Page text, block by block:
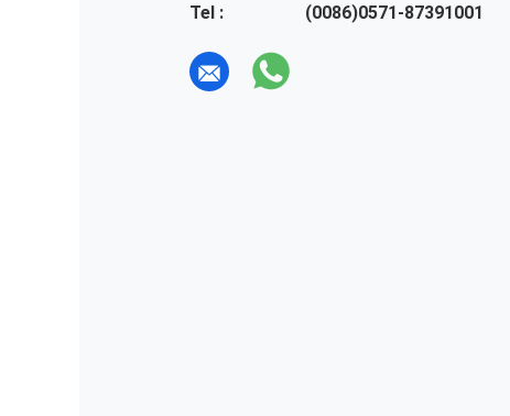
Tel :
(0086)0571-87391001